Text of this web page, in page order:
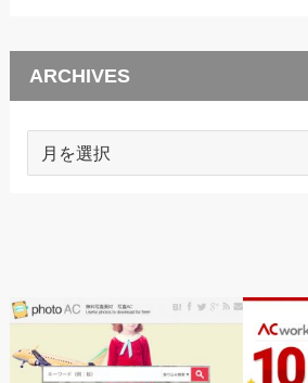
ARCHIVES
ARCHIVES